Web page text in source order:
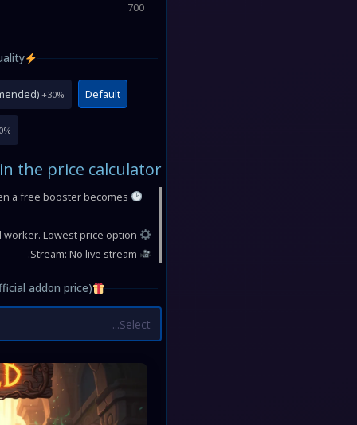
700
Default
+30%
the price calculator
a free booster becomes
addon price):
Select...